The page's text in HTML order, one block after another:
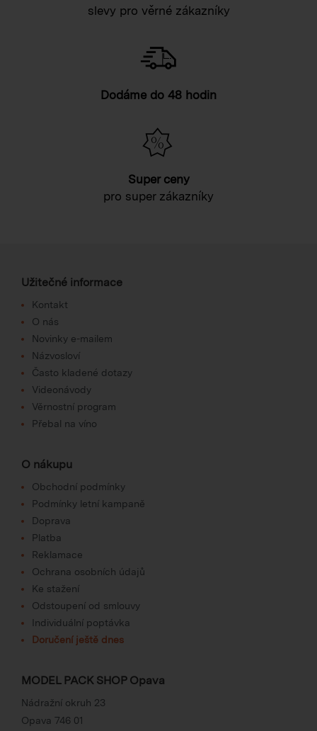
slevy pro věrné zákazníky
Dodáme do 48 hodin
Super ceny
pro super zákazníky
Užitečné informace
Kontakt
O nás
Novinky e-mailem
Názvosloví
Často kladené dotazy
Videonávody
Věrnostní program
Přebal na víno
O nákupu
Obchodní podmínky
Podmínky letní kampaně
Doprava
Platba
Reklamace
Ochrana osobních údajů
Ke stažení
Odstoupení od smlouvy
Individuální poptávka
Doručení ještě dnes
MODEL PACK SHOP Opava
Nádražní okruh 23
Opava 746 01